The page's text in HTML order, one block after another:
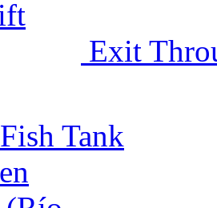
Exit
Fish Tank